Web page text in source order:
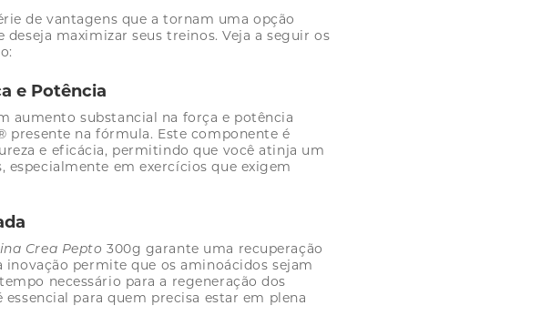
de vantagens que a tornam uma opção
maximizar seus treinos. Veja a seguir os
e Potência
aumento substancial na força e potência
presente na fórmula. Este componente é
e eficácia, permitindo que você atinja um
especialmente em exercícios que exigem
Crea Pepto 300g garante uma recuperação
permite que os aminoácidos sejam
necessário para a regeneração dos
para quem precisa estar em plena